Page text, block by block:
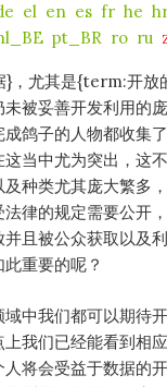
el en es fr he
pt_BR ro ru
，尤其是{term:开放
被妥善开发利用的
成鸽子的人物都收集
这当中尤为突出，这
及种类尤其庞大繁多
律的规定需要公开
且被公众获取以及
重要的呢？
中我们都可以期待
我们已经能看到相
人将会受益于数据的